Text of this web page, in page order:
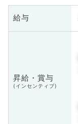
給与
昇給・賞与
(インセンティブ)